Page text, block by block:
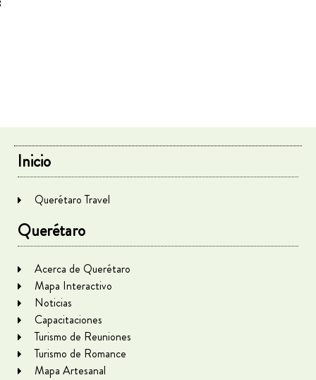
Inicio
Querétaro Travel
Querétaro
Acerca de Querétaro
Mapa Interactivo
Noticias
Capacitaciones
Turismo de Reuniones
Turismo de Romance
Mapa Artesanal